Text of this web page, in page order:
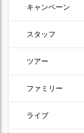
キャンペーン
スタッフ
ツアー
ファミリー
ライブ